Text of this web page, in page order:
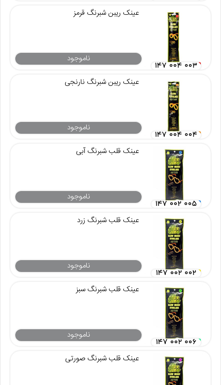
عینک ریبن شبرنگ قرمز
ناموجود
۱۴۷ ۰۰۴ ۰۰۳
عینک ریبن شبرنگ نارنجی
ناموجود
۱۴۷ ۰۰۴ ۰۰۴
عینک قلب شبرنگ آبی
ناموجود
۱۴۷ ۰۰۲ ۰۰۵
عینک قلب شبرنگ زرد
ناموجود
۱۴۷ ۰۰۲ ۰۰۲
عینک قلب شبرنگ سبز
ناموجود
۱۴۷ ۰۰۲ ۰۰۶
عینک قلب شبرنگ صورتی